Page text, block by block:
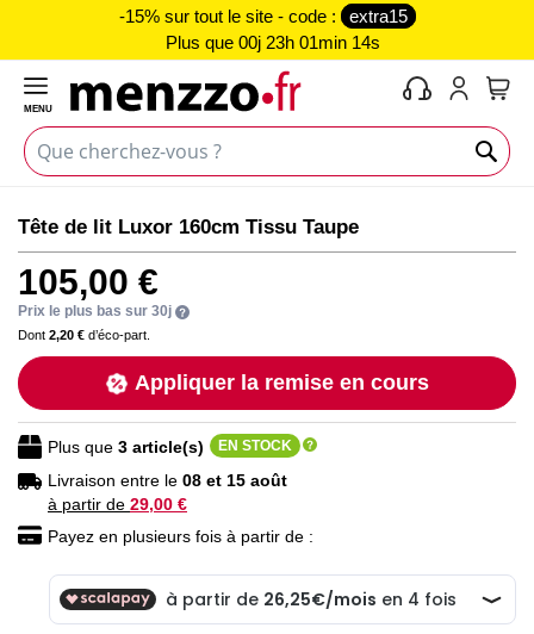
-15% sur tout le site - code :
extra15
Plus que 00j 23h 01min 13s
MENU
to
the
end
of
the
images
gallery
to
the
beginning
of
the
images
gallery
Tête de lit Luxor 160cm Tissu Taupe
105,00 €
Prix le plus bas sur 30j
Dont 2,20 € d’éco-part.
Appliquer la remise en cours
Plus que 3 article(s) EN STOCK
Livraison entre le 08 et 15 août
à partir de 29,00 €
Payez en plusieurs fois à partir de :